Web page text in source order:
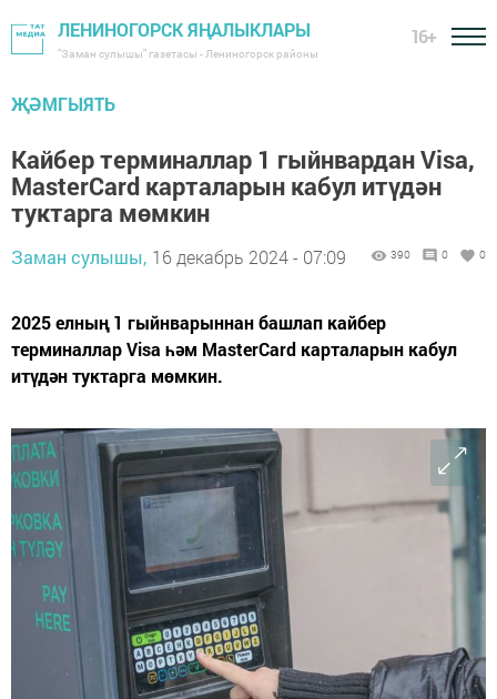
ЛЕНИНОГОРСК ЯҢАЛЫКЛАРЫ
"Заман сулышы" газетасы - Лениногорск районы
16+
ҖӘМГЫЯТЬ
Кайбер терминаллар 1 гыйнвардан Visa,
MasterCard карталарын кабул итүдән
туктарга мөмкин
Заман сулышы, 16 декабрь 2024 - 07:09 390 0 0
2025 елның 1 гыйнварыннан башлап кайбер
терминаллар Visa һәм MasterCard карталарын кабул
итүдән туктарга мөмкин.